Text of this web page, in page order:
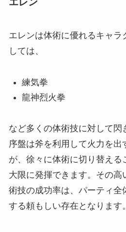
エレンは体術に優れるキャラ
しては、
練気拳
龍神烈火拳
など多くの体術技に対して閃
序盤は斧を利用して火力を出
が、徐々に体術に切り替える
大限に発揮できます。その高
術技の成功率は、パーティ全
する頼もしい存在となります。